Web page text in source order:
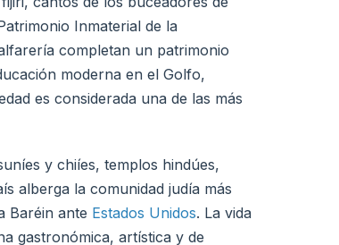
Inmaterial de la
completan un patrimonio
moderna en el Golfo,
es considerada una de las más
y chiíes, templos hindúes,
alberga la comunidad judía más
Baréin ante Estados Unidos. La vida
gastronómica, artística y de